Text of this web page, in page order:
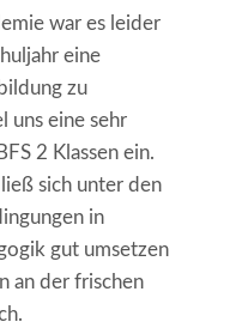
war es leider
eine
zu
uns eine sehr
2 Klassen ein.
sich unter den
in
gut umsetzen
an der frischen